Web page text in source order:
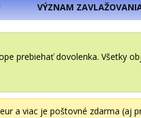
VÝZNAM
prebiehať dovolenka.
a viac je poštovné zdarma (aj